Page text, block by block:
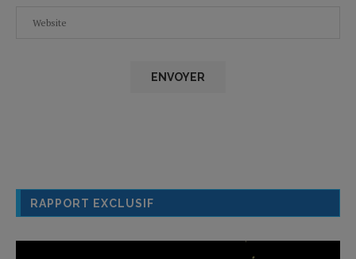
RAPPORT EXCLUSIF